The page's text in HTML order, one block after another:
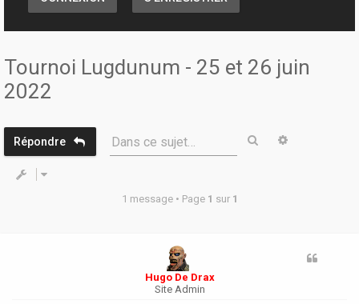
Tournoi Lugdunum - 25 et 26 juin
2022
Répondre Dans ce sujet… Rechercher
1 message • Page 1 sur 1
Hugo De Drax
Site Admin